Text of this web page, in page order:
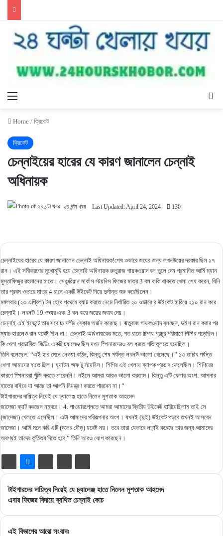
Menu
Home / ক্রিকেট
ক্রিকেট
চেন্নাইয়ের হারের যে কারণ জানালেন চেন্নাই
অধিনায়ক
২৪ ঘন্টা খবর Last Updated: April 24, 2024 130
চেন্নাইয়ের হারের যে কারণ জানালেন চেন্নাই অধিনায়ক!শেষ ওভারে জয়ের জন্য লখনউয়ের দরকার ছিল ১৭
রান। এই সমীকরণের মুখোমুখি হয়ে চেন্নাই অধিনায়ক রুতুরাজ গায়কওয়াদ বল তুলে দেন প্রমাণিত আর্মি ম্যান
মুস্তাফিজুর রহমানের হাতে। সেঞ্চুরিয়ান মার্কাস স্টয়নিস ফিজের মাত্র 3 বল বাকি থাকতে খেলা শেষ করেন, যিনি
তার প্রথম ওভারে মাত্র 4 রানে একটি উইকেট নিয়ে দুর্দান্ত শুরু করেছিলেন।
মঙ্গলবার (২৩ এপ্রিল) টস হেরে প্রথমে ব্যাট করতে নেমে নির্ধারিত ২০ ওভারে ৪ উইকেট হারিয়ে ২১০ রান করে
চেন্নাই। লখনউ 19 ওভার এবং 3 বল করে জয়ের জবাব দেয়।
চেন্নাই এই ইভেন্টে তার সর্বোচ্চ দলীয় স্কোর অর্জন করেছে। ঋতুরাজ গায়কওয়াদ বলছেন, দুইশ রান করার পর
ম্যাচ হারলেও রান যথেষ্ট ছিল না। চেন্নাই অধিনায়কের মতে, গত রাতে চিপায় প্রচুর পরিমাণে শিশির পড়েছিল।
কি খেলা প্রভাবিত. ফিল্ডিং একটি চ্যালেঞ্জ ছিল যখন স্পিনারদেরও বল ধরতে গতি তুলতে হয়েছিল।
তিনি বলেছেন: “এই হার মেনে নেওয়া কঠিন, কিন্তু শেষ পর্যন্ত লখনউ ভালো খেলেছে।” ১৩ তারিখ পর্যন্ত
খেলা আমাদের হাতে ছিল। হ্যাটস অফ টু স্টয়নিস। শিশির এই খেলায় ব্যাপক প্রভাব ফেলেছিল। শিশিরের
কারণে স্পিনাররা পুঁজি করতে পারেননি। নইলে আমরা আরও ভালো করতাম। কিন্তু এটি খেলার অংশ: আপনার
হাতের বাইরে যা আছে তা আপনি নিয়ন্ত্রণ করতে পারবেন না।”
টাইগারদের দায়িত্ব নিয়েই যে চ্যালেঞ্জ হাতে নিলেন মুশতাক আহমেদ
জাদেজা ব্যাট করছেন নম্বরে। 4. পাওয়ারপ্লেতে আমরা আমাদের দ্বিতীয় উইকেট হারিয়েছিলাম তাই সে
(জাদেজা) খেলতে এসেছিল। এটা আমাদের পরিকল্পনার অংশ। যখনই (দুই) উইকেট পড়বে তখনই আসবেন
জাদেজা। আমি মনে করি এটি (দলের দৌড়) যথেষ্ট নয়। তবে তারা যেভাবে লড়াই করেছে তার জন্য আমাদের
অবশ্যই তাদের কৃতিত্ব দিতে হবে,” তিনি আরও যোগ করেছেন।
টাইগারদের
দায়িত্ব
চ্যালেঞ্জ
টাইগারদের দায়িত্ব নিয়েই যে চ্যালেঞ্জ হাতে নিলেন মুশতাক আহমেদ
এবার
ব্যথিত
এবার ফিজের বিদায়ে ব্যথিত চেন্নাই কোচ
এই বিভাগের আরো সংবাদঃ